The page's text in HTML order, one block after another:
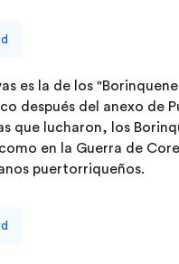
Loading...
es la de los
después del anexo de
que lucharon, los
como en la Guerra de
puertorriqueños.